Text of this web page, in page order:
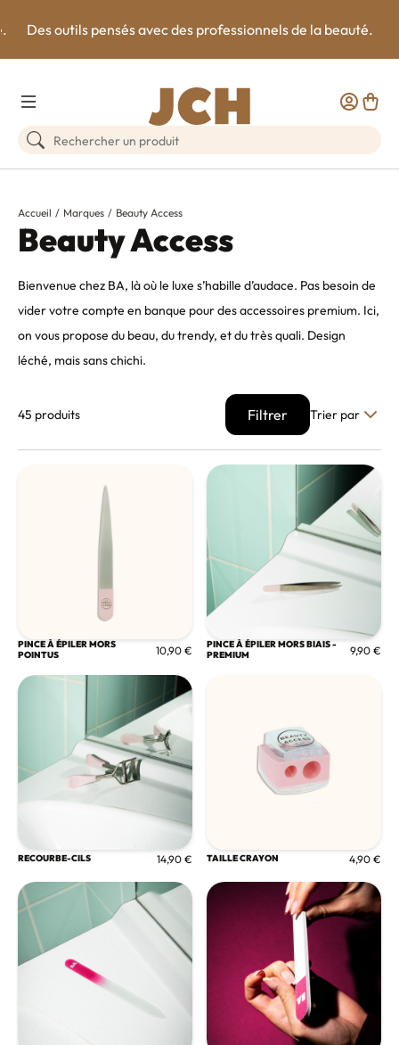
Des outils pensés avec des professionnels de la beauté.
Toggle Menu
Rechercher un produit
Accueil Marques Beauty Access
Beauty Access
Bienvenue chez BA, là où le luxe s’habille d’audace. Pas besoin de
vider votre compte en banque pour des accessoires premium. Ici,
on vous propose du beau, du trendy, et du très quali. Design
léché, mais sans chichi.
45 produits Filtrer Trier par
PINCE À ÉPILER MORS
POINTUS
10,90 €
PINCE À ÉPILER MORS BIAIS -
PREMIUM
9,90 €
RECOURBE-CILS 14,90 € TAILLE CRAYON 4,90 €